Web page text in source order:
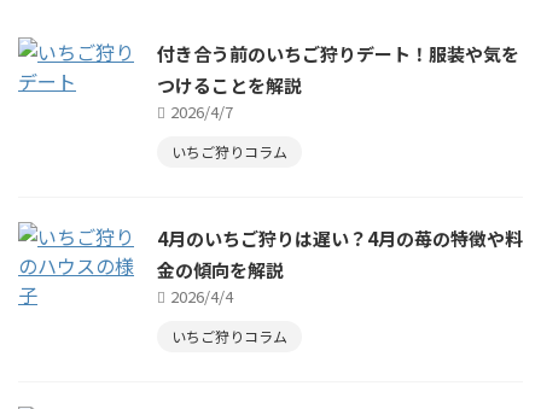
付き合う前のいちご狩りデート！服装や気を
つけることを解説
2026/4/7
いちご狩りコラム
4月のいちご狩りは遅い？4月の苺の特徴や料
金の傾向を解説
2026/4/4
いちご狩りコラム